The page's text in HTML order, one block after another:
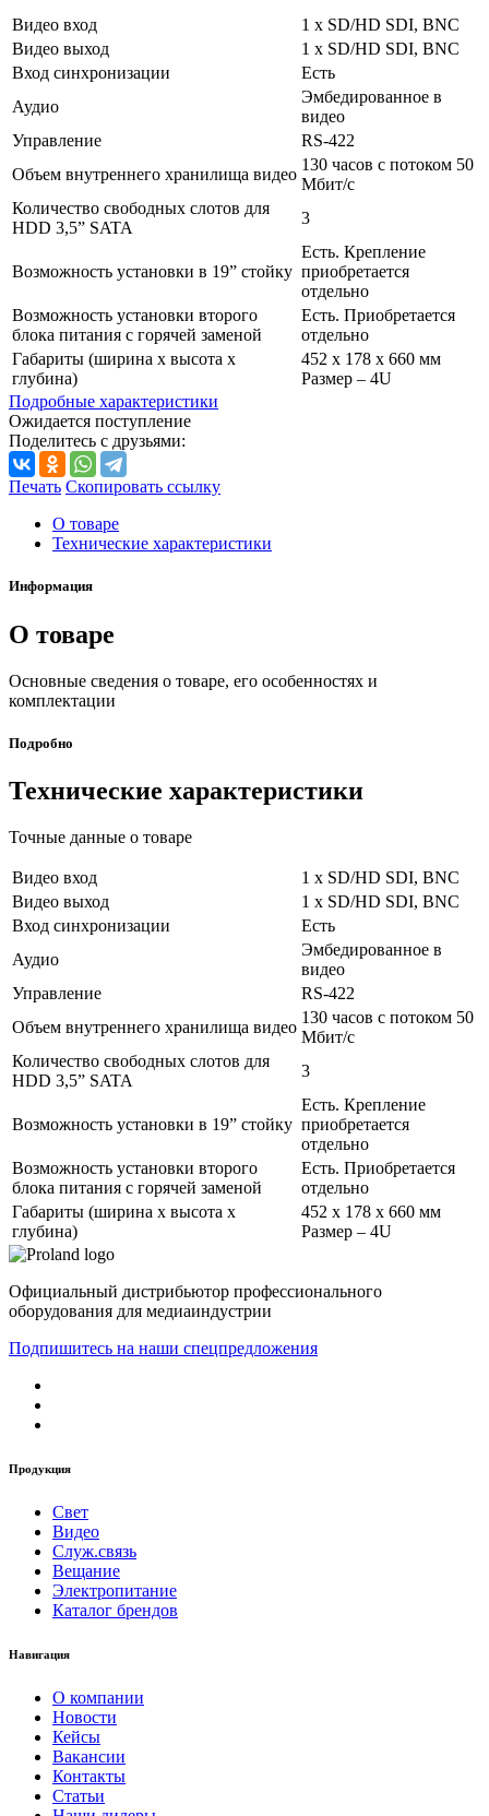
Видео вход
1 х SD/HD SDI, BNC
Видео выход
1 х SD/HD SDI, BNC
Вход синхронизации
Есть
Аудио
Эмбедированное в
видео
Управление
RS-422
Объем внутреннего хранилища видео
130 часов с потоком 50
Мбит/с
Количество свободных слотов для
HDD 3,5” SATA
3
Возможность установки в 19” стойку
Есть. Крепление
приобретается
отдельно
Возможность установки второго
блока питания с горячей заменой
Есть. Приобретается
отдельно
Габариты (ширина x высота x
глубина)
452 x 178 x 660 мм
Размер – 4U
Подробные характеристики
Ожидается поступление
Поделитесь с друзьями:
Печать Скопировать ссылку
О товаре
Технические характеристики
Информация
О товаре
Основные сведения о товаре, его особенностях и
комплектации
Подробно
Технические характеристики
Точные данные о товаре
Видео вход
1 х SD/HD SDI, BNC
Видео выход
1 х SD/HD SDI, BNC
Вход синхронизации
Есть
Аудио
Эмбедированное в
видео
Управление
RS-422
Объем внутреннего хранилища видео
130 часов с потоком 50
Мбит/с
Количество свободных слотов для
HDD 3,5” SATA
3
Возможность установки в 19” стойку
Есть. Крепление
приобретается
отдельно
Возможность установки второго
блока питания с горячей заменой
Есть. Приобретается
отдельно
Габариты (ширина x высота x
глубина)
452 x 178 x 660 мм
Размер – 4U
Официальный дистрибьютор профессионального
оборудования для медиаиндустрии
Подпишитесь на наши спецпредложения
Продукция
Свет
Видео
Служ.связь
Вещание
Электропитание
Каталог брендов
Навигация
О компании
Новости
Кейсы
Вакансии
Контакты
Статьи